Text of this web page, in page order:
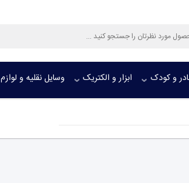
و کودک ابزار و الکتریک وسایل نقلیه و لوازم